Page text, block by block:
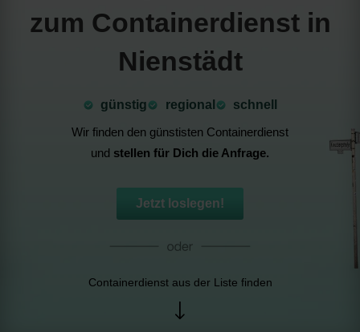
zum Containerdienst in
Nienstädt
günstig ⁠regional
schnell
Wir finden den günstisten Containerdienst
und stellen für Dich die Anfrage.
Jetzt loslegen!
Containerdienst aus der Liste finden